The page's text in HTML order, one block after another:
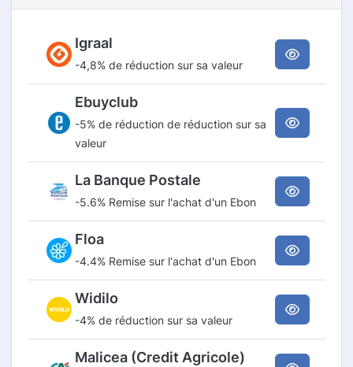
Igraal
-4,8% de réduction sur sa valeur
Ebuyclub
-5% de réduction de réduction sur sa
valeur
La Banque Postale
-5.6% Remise sur l'achat d'un Ebon
Floa
-4.4% Remise sur l'achat d'un Ebon
Widilo
-4% de réduction sur sa valeur
Malicea (Credit Agricole)